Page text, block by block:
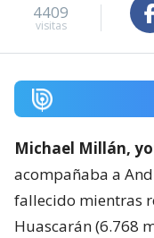
4409
visitas
Michael Millán,
acompañaba a
fallecido mientras
Huascarán (6.768